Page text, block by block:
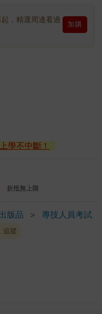
，精選周邊看過
加購
學不中斷！
折抵無上限
版品 ＞
專技人員考試
追蹤